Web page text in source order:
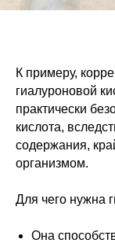
К примеру,
гиалуроновой
практически
кислота,
содержания,
организмом.
Для чего нужна
Она